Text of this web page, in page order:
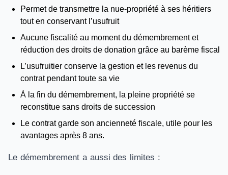
Permet de transmettre la nue-propriété à ses héritiers
tout en conservant l’usufruit
Aucune fiscalité au moment du démembrement et
réduction des droits de donation grâce au barème fiscal
L’usufruitier conserve la gestion et les revenus du
contrat pendant toute sa vie
À la fin du démembrement, la pleine propriété se
reconstitue sans droits de succession
Le contrat garde son ancienneté fiscale, utile pour les
avantages après 8 ans.
Le démembrement a aussi des limites :